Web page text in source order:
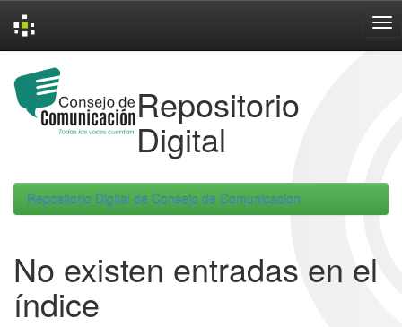
navigation
Repositorio
Digital
Repositorio Digital de Consejo de Comunicacion
No existen entradas en el
índice